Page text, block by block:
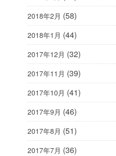
2018年2月 (58)
2018年1月 (44)
2017年12月 (32)
2017年11月 (39)
2017年10月 (41)
2017年9月 (46)
2017年8月 (51)
2017年7月 (36)